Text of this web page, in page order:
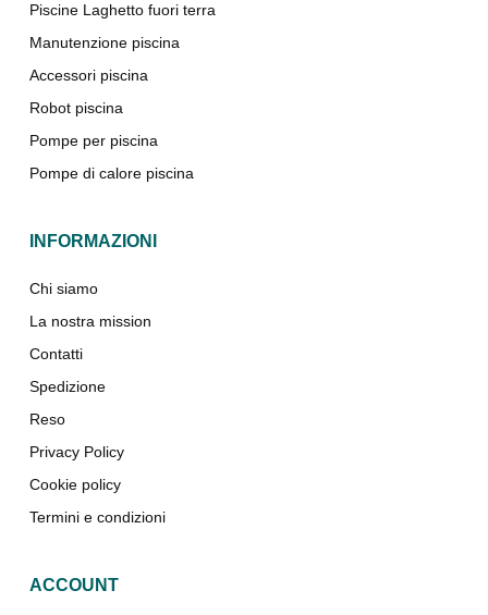
Piscine Laghetto fuori terra
Manutenzione piscina
Accessori piscina
Robot piscina
Pompe per piscina
Pompe di calore piscina
INFORMAZIONI
Chi siamo
La nostra mission
Contatti
Spedizione
Reso
Privacy Policy
Cookie policy
Termini e condizioni
ACCOUNT